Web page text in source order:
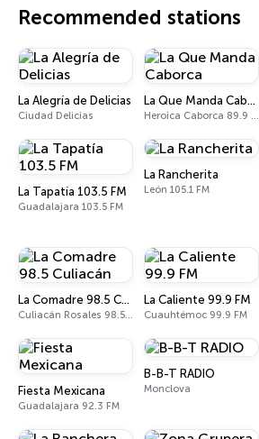
Recommended stations
La Alegría de Delicias
Ciudad Delicias
La Que Manda Caborca
Heroica Caborca 89.9 FM
La Tapatía 103.5 FM
Guadalajara 103.5 FM
La Rancherita
León 105.1 FM
La Comadre 98.5 Culiacán
Culiacán Rosales 98.5 FM
La Caliente 99.9 FM
Cuauhtémoc 99.9 FM
Fiesta Mexicana
Guadalajara 92.3 FM
B-B-T RADIO
Monclova